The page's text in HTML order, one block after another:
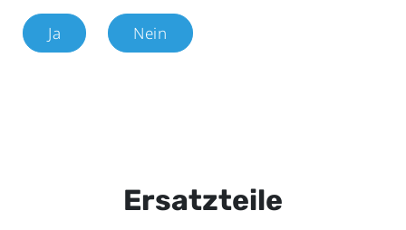
Ja Nein
Ersatzteile